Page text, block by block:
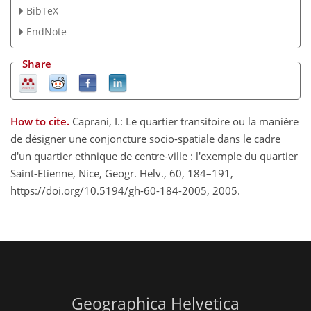
BibTeX
EndNote
Share
How to cite. Caprani, I.: Le quartier transitoire ou la manière
de désigner une conjoncture socio-spatiale dans le cadre
d'un quartier ethnique de centre-ville : l'exemple du quartier
Saint-Etienne, Nice, Geogr. Helv., 60, 184–191,
https://doi.org/10.5194/gh-60-184-2005, 2005.
Geographica Helvetica